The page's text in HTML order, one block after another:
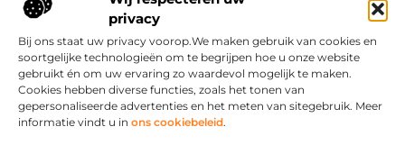
privacy
Bij ons staat uw privacy voorop.We maken gebruik van cookies en
soortgelijke technologieën om te begrijpen hoe u onze website
gebruikt én om uw ervaring zo waardevol mogelijk te maken.
Cookies hebben diverse functies, zoals het tonen van
gepersonaliseerde advertenties en het meten van sitegebruik. Meer
informatie vindt u in ons cookiebeleid.
Onze informatie